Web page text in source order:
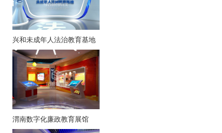
兴和未成年人法治教育基地
渭南数字化廉政教育展馆